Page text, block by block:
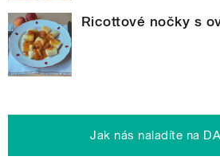
Ricottové nočky s
Jak nás naladíte na